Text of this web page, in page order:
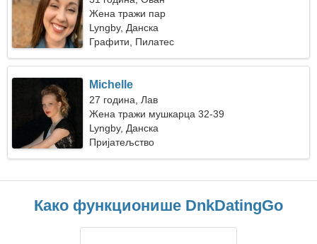
Жена тражи пар
Lyngby, Данска
Графити, Пилатес
Michelle
27 година, Лав
Жена тражи мушкарца 32-39
Lyngby, Данска
Пријатељство
Како функционише DnkDatingGo